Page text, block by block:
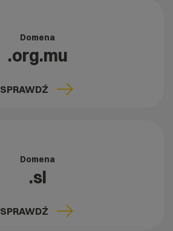
Domena
.org.mu
SPRAWDŹ
Domena
.sl
SPRAWDŹ